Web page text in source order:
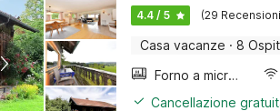
4.4 / 5 (29
Casa vacanze · 8
Forno a microonde combinato
Cancellazione